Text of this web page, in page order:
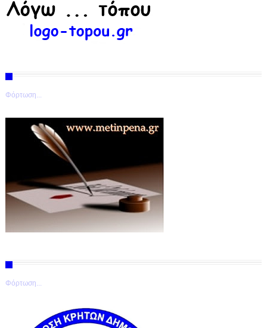
Φόρτωση...
Φόρτωση...